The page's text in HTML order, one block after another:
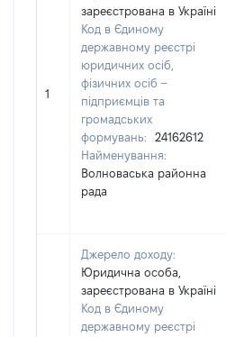
1
зареєстрована в Україні
Код в Єдиному
державному реєстрі
юридичних осіб,
фізичних осіб –
підприємців та
громадських
формувань:
24162612
Найменування:
Волноваська районна
рада
Джерело доходу:
Юридична особа,
зареєстрована в Україні
Код в Єдиному
державному реєстрі